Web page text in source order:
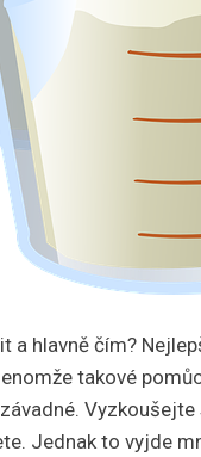
a hlavně čím?
takové
Jednak to vyjde